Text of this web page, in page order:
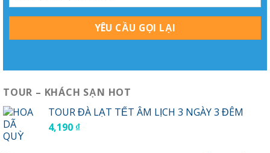
TOUR – KHÁCH SẠN HOT
TOUR ĐÀ LẠT TẾT ÂM LỊCH 3 NGÀY 3 ĐÊM
4,190 ₫